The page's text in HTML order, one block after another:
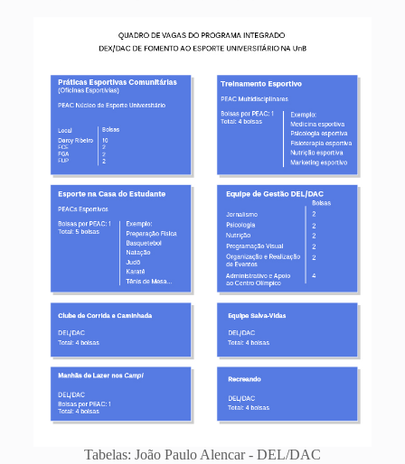
Tabelas: João Paulo Alencar - DEL/DAC